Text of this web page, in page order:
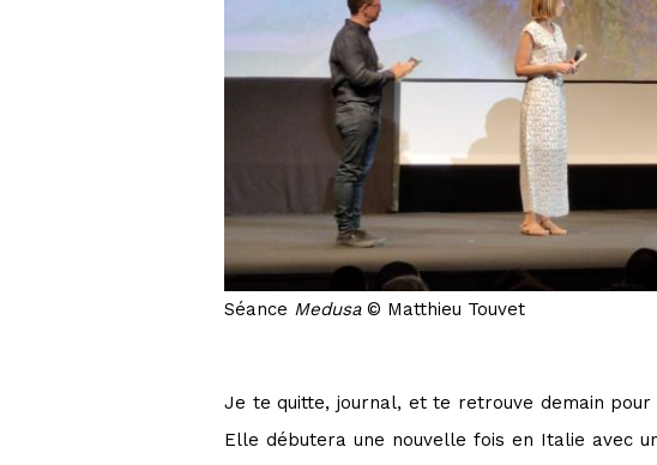
Séance Medusa© Matthieu Touvet
Je te quitte, journal, et te retrouve demain pour
Elle débutera une nouvelle fois en Italie avec